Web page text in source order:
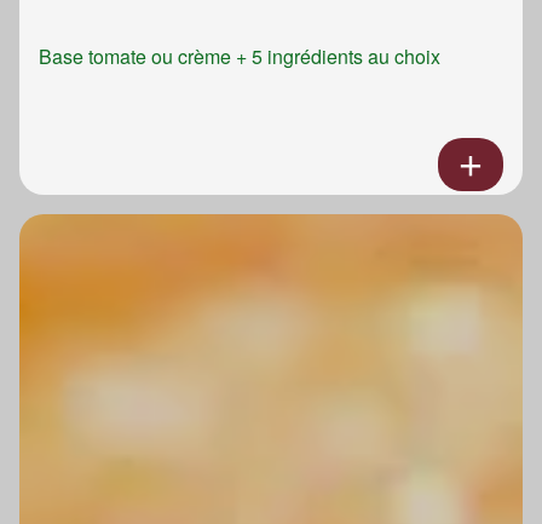
Base tomate ou crème + 5 ingrédients au choix